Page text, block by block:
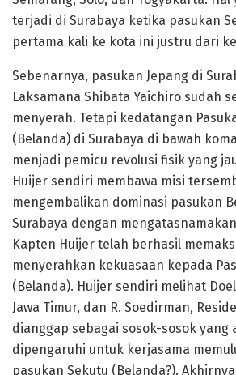
terjadi di Surabaya ketika pasukan
pertama kali ke kota ini justru dari
Sebenarnya, pasukan Jepang di
Laksamana Shibata Yaichiro sudah
menyerah. Tetapi kedatangan
(Belanda) di Surabaya di bawah
menjadi pemicu revolusi fisik yang
Huijer sendiri membawa misi
mengembalikan dominasi pasukan
Surabaya dengan
Kapten Huijer telah berhasil
menyerahkan kekuasaan kepada
(Belanda). Huijer sendiri melihat Doel
Jawa Timur, dan R. Soedirman,
dianggap sebagai sosok-sosok yang
dipengaruhi untuk kerjasama
pasukan Sekutu (Belanda?).